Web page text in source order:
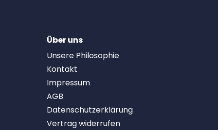
Über uns
Unsere Philosophie
Kontakt
Impressum
AGB
Datenschutzerklärung
Vertrag widerrufen